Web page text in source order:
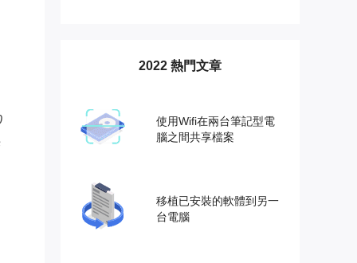
MakeMyAudio
錄音和轉檔
2022 熱門文章
使用Wifi在兩台筆記型電
腦之間共享檔案
移植已安裝的軟體到另一
台電腦